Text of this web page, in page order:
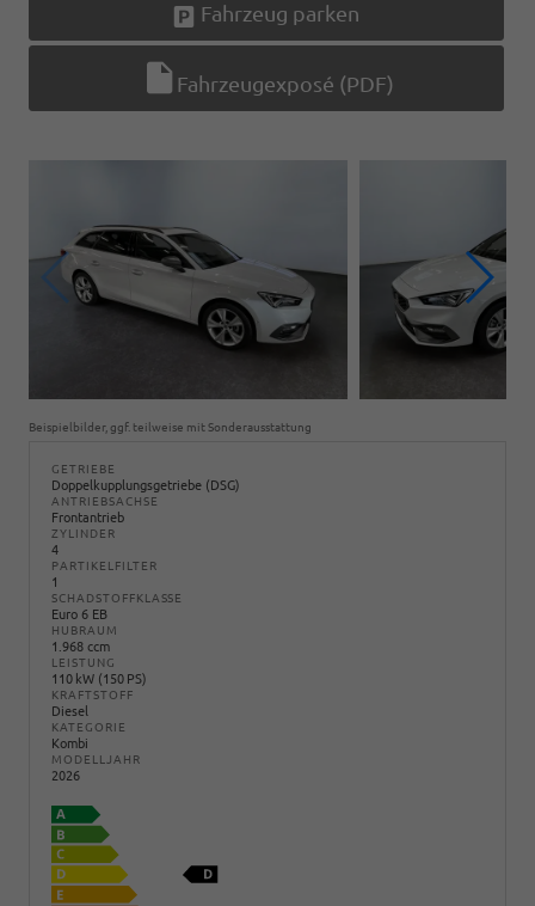
Fahrzeug parken
Fahrzeugexposé (PDF)
Beispielbilder, ggf. teilweise mit Sonderausstattung
GETRIEBE
Doppelkupplungsgetriebe (DSG)
ANTRIEBSACHSE
Frontantrieb
ZYLINDER
4
PARTIKELFILTER
1
SCHADSTOFFKLASSE
Euro 6 EB
HUBRAUM
1.968 ccm
LEISTUNG
110 kW (150 PS)
KRAFTSTOFF
Diesel
KATEGORIE
Kombi
MODELLJAHR
2026